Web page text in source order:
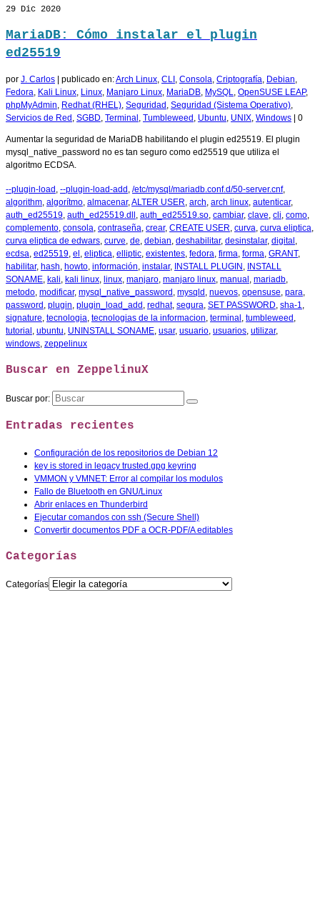
29 Dic 2020
MariaDB: Cómo instalar el plugin
ed25519
por J. Carlos publicado en:Arch Linux, CLI , Consola, Criptografía, Debian,
Fedora, Kali Linux, Linux, Manjaro Linux, MariaDB, MySQL, OpenSUSE LEAP,
phpMyAdmin, Redhat (RHEL), Seguridad , Seguridad (Sistema Operativo),
Servicios de Red , SGBD, Terminal , Tumbleweed , Ubuntu, UNIX, Windows 0
Aumentar la seguridad de MariaDB habilitando el plugin ed25519. El plugin
mysql_native_password no es tan seguro como ed25519 que utiliza el
algoritmo ECDSA.
--plugin-load , --plugin-load-add , /etc/mysql/mariadb.conf.d/50-server.cnf,
algorithm, algorítmo, almacenar,ALTER USER, arch, arch linux, autenticar,
auth_ed25519, auth_ed25519.dll , auth_ed25519.so, cambiar, clave, cli, como,
complemento, consola, contraseña, crear, CREATE USER, curva, curva eliptica,
curva eliptica de edwars, curve, de, debian, deshabilitar, desinstalar, digital ,
ecdsa, ed25519, el , eliptica, elliptic, existentes, fedora, firma, forma, GRANT,
habilitar, hash, howto, información, instalar, INSTALL PLUGIN , INSTALL
SONAME, kali, kali linux, linux, manjaro, manjaro linux, manual , mariadb,
metodo, modificar, mysql_native_password , mysqld , nuevos, opensuse, para,
password , plugin, plugin_load_add , redhat, segura, SET PASSWORD, sha-1,
signature, tecnologia, tecnologias de la informacion, terminal , tumbleweed ,
tutorial , ubuntu, UNINSTALL SONAME, usar, usuario, usuarios, utilizar,
windows, zeppelinux
Buscar en ZeppelinuX
Buscar por:
Entradas recientes
Configuración de los repositorios de Debian 12
key is stored in legacy trusted.gpg keyring
VMMON y VMNET: Error al compilar los modulos
Fallo de Bluetooth en GNU/Linux
Abrir enlaces en Thunderbird
Ejecutar comandos con ssh (Secure Shell)
Convertir documentos PDF a OCR-PDF/A editables
Categorías
Categorías